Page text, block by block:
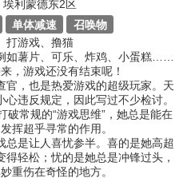
埃利蒙德东2区
单体减速
召唤物
打游戏、撸猫
如薯片、可乐、炸鸡、小蛋糕……
，游戏还没有结束呢！
官，也是热爱游戏的超级玩家。天
违反规定，因此写过不少检讨。
破常规的“游戏思维”，她总是能在
挥超乎寻常的作用。
总是让人喜忧参半。喜的是她高超
得轻松；忧的是她总是冲锋过头，
重伤在奇怪的地方。